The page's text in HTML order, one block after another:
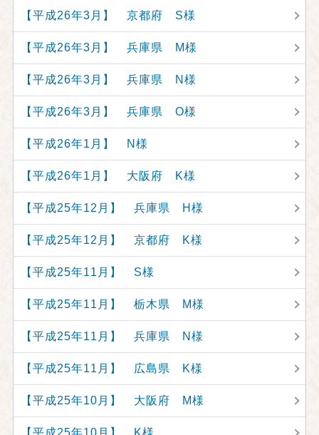
【平成26年3月】 京都府 S様
【平成26年3月】 兵庫県 M様
【平成26年3月】 兵庫県 N様
【平成26年3月】 兵庫県 O様
【平成26年1月】 N様
【平成26年1月】 大阪府 K様
【平成25年12月】 兵庫県 H様
【平成25年12月】 京都府 K様
【平成25年11月】 S様
【平成25年11月】 栃木県 M様
【平成25年11月】 兵庫県 N様
【平成25年11月】 広島県 K様
【平成25年10月】 大阪府 M様
【平成25年10月】 K様